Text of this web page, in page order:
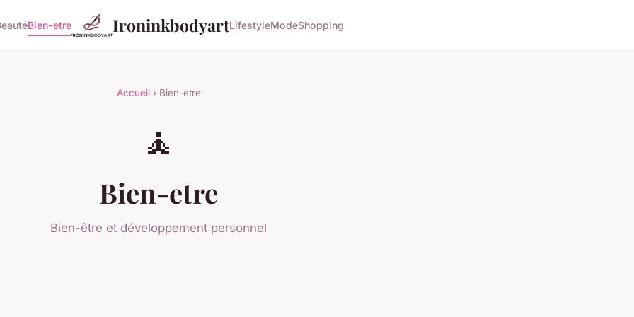
Bien-etre IroninkbodyartLifestyleModeShopping
Accueil› Bien-etre
🧘
Bien-etre
Bien-être et développement personnel